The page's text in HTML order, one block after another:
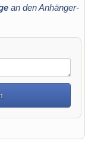
an den Anhänger-